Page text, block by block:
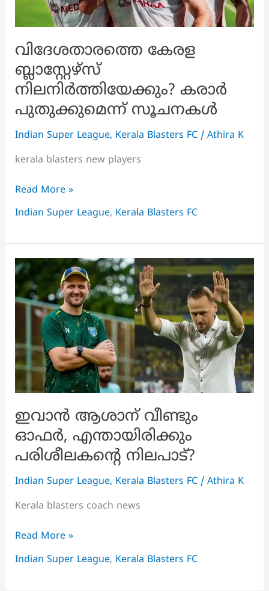
വിദേശതാരത്തെ കേരള
ബ്ലാസ്റ്റേഴ്‌സ്
നിലനിർത്തിയേക്കും? കരാർ
പുതുക്കുമെന്ന് സൂചനകൾ
Indian Super League, Kerala Blasters FC/ Athira K
kerala blasters new players
വിദേശതാരത്തെ
കേരള
ബ്ലാസ്റ്റേഴ്‌സ്
പുതുക്കുമെന്ന്
സൂചനകൾ
Read More »
Indian Super League, Kerala Blasters FC
ഇവാൻ ആശാന് വീണ്ടും
ഓഫർ, എന്തായിരിക്കും
പരിശീലകന്റെ നിലപാട്?
Indian Super League, Kerala Blasters FC/ Athira K
Kerala blasters coach news
ഇവാൻ
ആശാന്
Read More »
Indian Super League, Kerala Blasters FC